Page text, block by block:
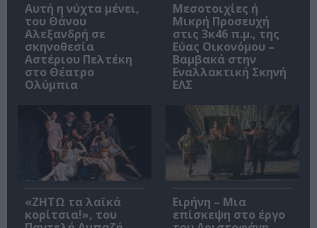
Αυτή η νύχτα μένει,
του Θάνου
Αλεξανδρή σε
σκηνοθεσία
Αστέριου Πελτέκη
στο Θέατρο
Ολύμπια
Μεσοτοιχίες ή
Μικρή Προσευχή
στις 3κ46 π.μ., της
Εύας Οικονόμου –
Βαμβακά στην
Εναλλακτική Σκηνή
ΕΛΣ
«ΖΗΤΩ τα λαϊκά
κορίτσια!», του
Ειρήνη – Μια
επίσκεψη στο έργο